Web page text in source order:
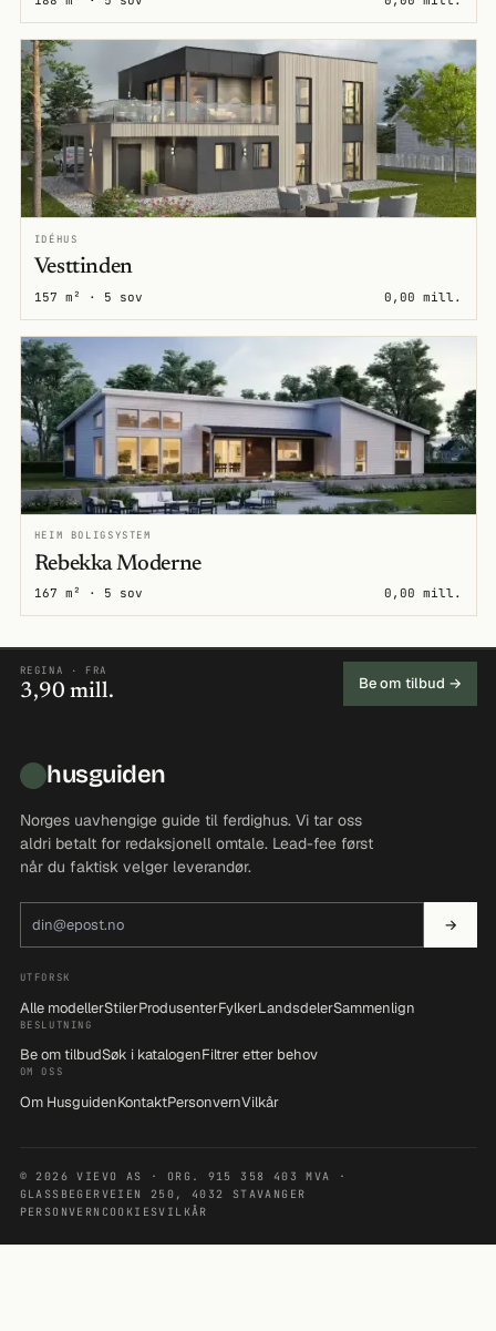
IDÉHUS
Vesttinden
157 m² · 5 sov 0,00 mill.
HEIM BOLIGSYSTEM
Rebekka Moderne
167 m² · 5 sov 0,00 mill.
REGINA · FRA
3,90 mill. Be om tilbud →
husguiden
Norges uavhengige guide til ferdighus. Vi tar oss
aldri betalt for redaksjonell omtale. Lead-fee først
når du faktisk velger leverandør.
→
UTFORSK
Alle modellerStilerProdusenterFylkerLandsdelerSammenlign
BESLUTNING
Be om tilbudSøk i katalogenFiltrer etter behov
OM OSS
Om HusguidenKontaktPersonvernVilkår
© 2026 VIEVO AS · ORG. 915 358 403 MVA ·
GLASSBEGERVEIEN 250, 4032 STAVANGER
PERSONVERN COOKIESVILKÅR